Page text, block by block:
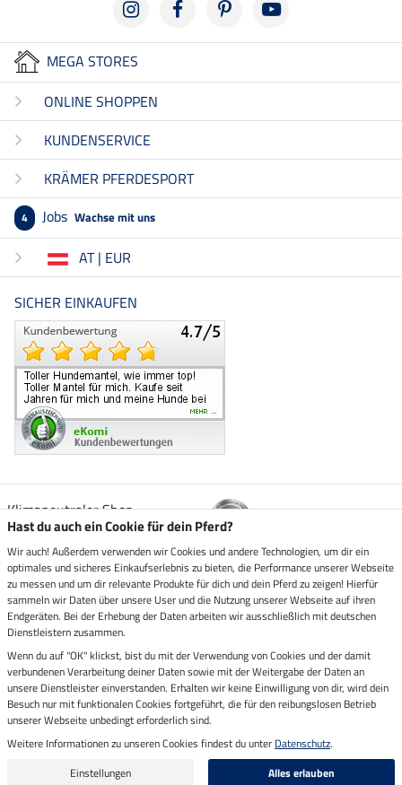
MEGA STORES
ONLINE SHOPPEN
KUNDENSERVICE
KRÄMER PFERDESPORT
4 Jobs Wachse mit uns
AT | EUR
SICHER EINKAUFEN
Klimaneutraler Shop
Zustellung durch
Sicher bezahlen mit
Vorkasse
Impressum
Letzte Aktualisierung am 08.08.2026 um 14:33
Alle Preise in Euro inkl. MwSt. zzgl.
Versandkosten
Hast du auch ein Cookie für dein Pferd?
Wir auch! Außerdem verwenden wir Cookies und andere Technologien, um dir ein
optimales und sicheres Einkaufserlebnis zu bieten, die Performance unserer Webseite
zu messen und um dir relevante Produkte für dich und dein Pferd zu zeigen! Hierfür
sammeln wir Daten über unsere User und die Nutzung unserer Webseite auf ihren
Endgeräten. Bei der Erhebung der Daten arbeiten wir ausschließlich mit deutschen
Dienstleistern zusammen.
Wenn du auf "OK" klickst, bist du mit der Verwendung von Cookies und der damit
verbundenen Verarbeitung deiner Daten sowie mit der Weitergabe der Daten an
unsere Dienstleister einverstanden. Erhalten wir keine Einwilligung von dir, wird dein
Besuch nur mit funktionalen Cookies fortgeführt, die für den reibungslosen Betrieb
unserer Webseite unbedingt erforderlich sind.
Weitere Informationen zu unseren Cookies findest du unter Datenschutz.
Einstellungen
Alles erlauben